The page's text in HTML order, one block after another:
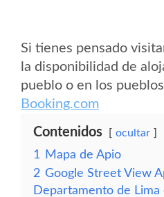
Si tienes pensado
la disponibilidad de
pueblo o en los
Booking.com
Contenidos ocultar
1
Mapa de Apio
2 Google Street View
Departamento de Lima